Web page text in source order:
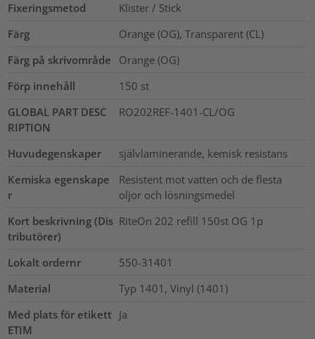
Fixeringsmetod
Klister / Stick
Färg
Orange (OG), Transparent (CL)
Färg på skrivområde
Orange (OG)
Förp innehåll
150 st
GLOBAL PART DESC
RIPTION
RO202REF-1401-CL/OG
Huvudegenskaper
självlaminerande, kemisk resistans
Kemiska egenskape
r
Resistent mot vatten och de flesta
oljor och lösningsmedel
Kort beskrivning (Dis
tributörer)
RiteOn 202 refill 150st OG 1p
Lokalt ordernr
550-31401
Material
Typ 1401, Vinyl (1401)
Med plats för etikett
ETIM
Ja